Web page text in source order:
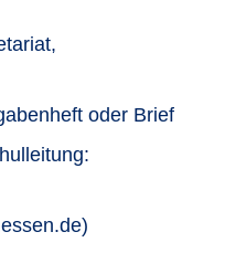
oder Brief